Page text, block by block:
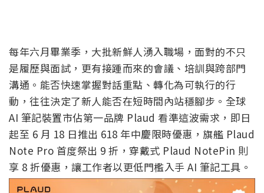
每年六月畢業季，大批新鮮人湧入職場，面對的不只
是履歷與面試，更有接踵而來的會議、培訓與跨部門
溝通。能否快速掌握對話重點、轉化為可執行的行
動，往往決定了新人能否在短時間內站穩腳步。全球
AI 筆記裝置市佔第一品牌 Plaud 看準這波需求，即日
起至 6 月 18 日推出 618 年中慶限時優惠，旗艦 Plaud
Note Pro 首度祭出 9 折，穿戴式 Plaud NotePin 則
享 8 折優惠，讓工作者以更低門檻入手 AI 筆記工具。